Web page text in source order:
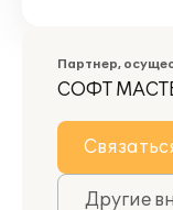
Партнер,
СОФТ
Другие